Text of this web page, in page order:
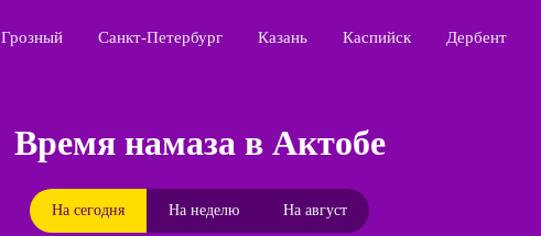
Грозный Санкт-Петербург Казань Каспийск Дербент
Время намаза в Актобе
На сегодня На неделю На август